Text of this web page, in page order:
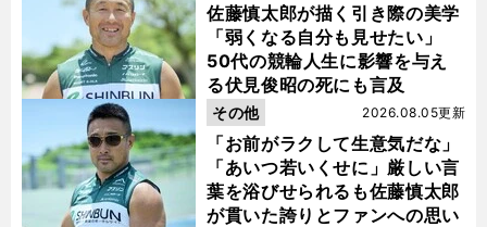
佐藤慎太郎が描く引き際の美学
「弱くなる自分も見せたい」
50代の競輪人生に影響を与え
る伏見俊昭の死にも言及
「お前がラクして生意気だな」
「あいつ若いくせに」厳しい言
葉を浴びせられるも佐藤慎太郎
が貫いた誇りとファンへの思い
2026.08.05更新
その他